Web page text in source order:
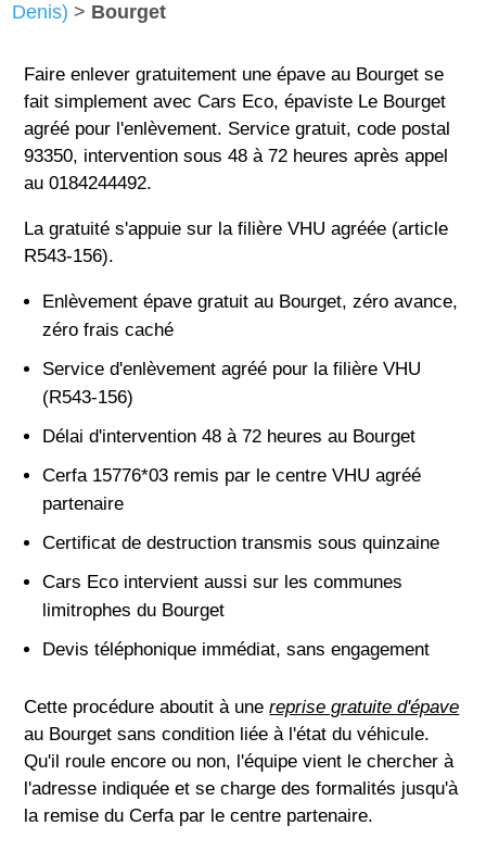
Denis) > Bourget
Faire enlever gratuitement une épave au Bourget se
fait simplement avec Cars Eco, épaviste Le Bourget
agréé pour l'enlèvement. Service gratuit, code postal
93350, intervention sous 48 à 72 heures après appel
au 0184244492.
La gratuité s'appuie sur la filière VHU agréée (article
R543-156).
Enlèvement épave gratuit au Bourget, zéro avance,
zéro frais caché
Service d'enlèvement agréé pour la filière VHU
(R543-156)
Délai d'intervention 48 à 72 heures au Bourget
Cerfa 15776*03 remis par le centre VHU agréé
partenaire
Certificat de destruction transmis sous quinzaine
Cars Eco intervient aussi sur les communes
limitrophes du Bourget
Devis téléphonique immédiat, sans engagement
Cette procédure aboutit à unereprise gratuite d'épave
au Bourget sans condition liée à l'état du véhicule.
Qu'il roule encore ou non, l'équipe vient le chercher à
l'adresse indiquée et se charge des formalités jusqu'à
la remise du Cerfa par le centre partenaire.